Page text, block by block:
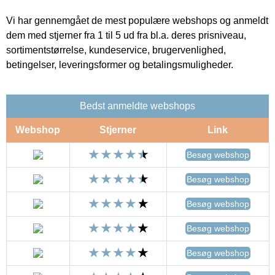
Vi har gennemgået de mest populære webshops og anmeldt
dem med stjerner fra 1 til 5 ud fra bl.a. deres prisniveau,
sortimentstørrelse, kundeservice, brugervenlighed,
betingelser, leveringsformer og betalingsmuligheder.
Bedst anmeldte webshops
Webshop Stjerner Link
Besøg webshop
Besøg webshop
Besøg webshop
Besøg webshop
Besøg webshop